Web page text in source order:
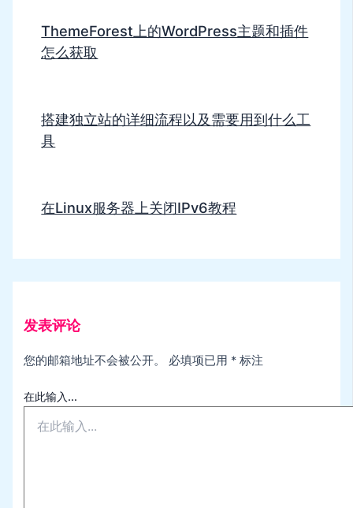
ThemeForest上的WordPress主题和插件
怎么获取
搭建独立站的详细流程以及需要用到什么工
具
在Linux服务器上关闭IPv6教程
发表评论
您的邮箱地址不会被公开。 必填项已用 * 标注
在此输入...